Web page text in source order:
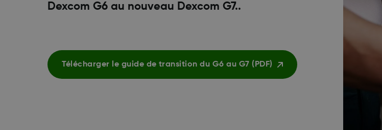
Dexcom G6 au nouveau Dexcom G7..
Télécharger le guide de transition du G6 au G7 (PDF)